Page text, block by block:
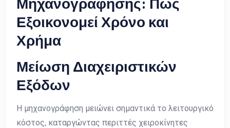
Εξοικονομεί Χρόνο και
Χρήμα
Μείωση Διαχειριστικών
Εξόδων
Η μηχανογράφηση μειώνει σημαντικά το λειτουργικό
κόστος, καταργώντας περιττές χειροκίνητες